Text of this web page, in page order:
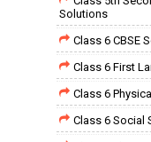
Solutions
Class 6 CBSE
Class 6 First
Class 6
Class 6 Social